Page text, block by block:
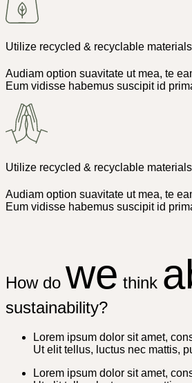
Utilize recycled & recyclable materials
Audiam option suavitate ut mea, te
Eum vidisse habemus suscipit id
Utilize recycled & recyclable materials
Audiam option suavitate ut mea, te
Eum vidisse habemus suscipit id
How do we think
sustainability?
Lorem ipsum dolor sit amet,
Ut elit tellus, luctus nec mattis,
Lorem ipsum dolor sit amet,